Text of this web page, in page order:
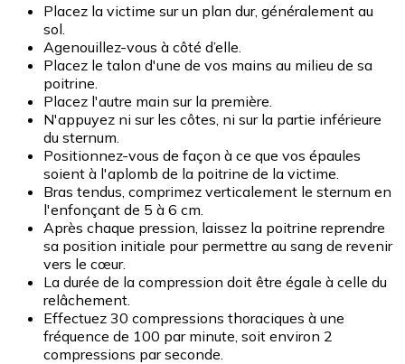
Placez la victime sur un plan dur, généralement au
sol.
Agenouillez-vous à côté d’elle.
Placez le talon d'une de vos mains au milieu de sa
poitrine.
Placez l'autre main sur la première.
N'appuyez ni sur les côtes, ni sur la partie inférieure
du sternum.
Positionnez-vous de façon à ce que vos épaules
soient à l'aplomb de la poitrine de la victime.
Bras tendus, comprimez verticalement le sternum en
l'enfonçant de 5 à 6 cm.
Après chaque pression, laissez la poitrine reprendre
sa position initiale pour permettre au sang de revenir
vers le cœur.
La durée de la compression doit être égale à celle du
relâchement.
Effectuez 30 compressions thoraciques à une
fréquence de 100 par minute, soit environ 2
compressions par seconde.